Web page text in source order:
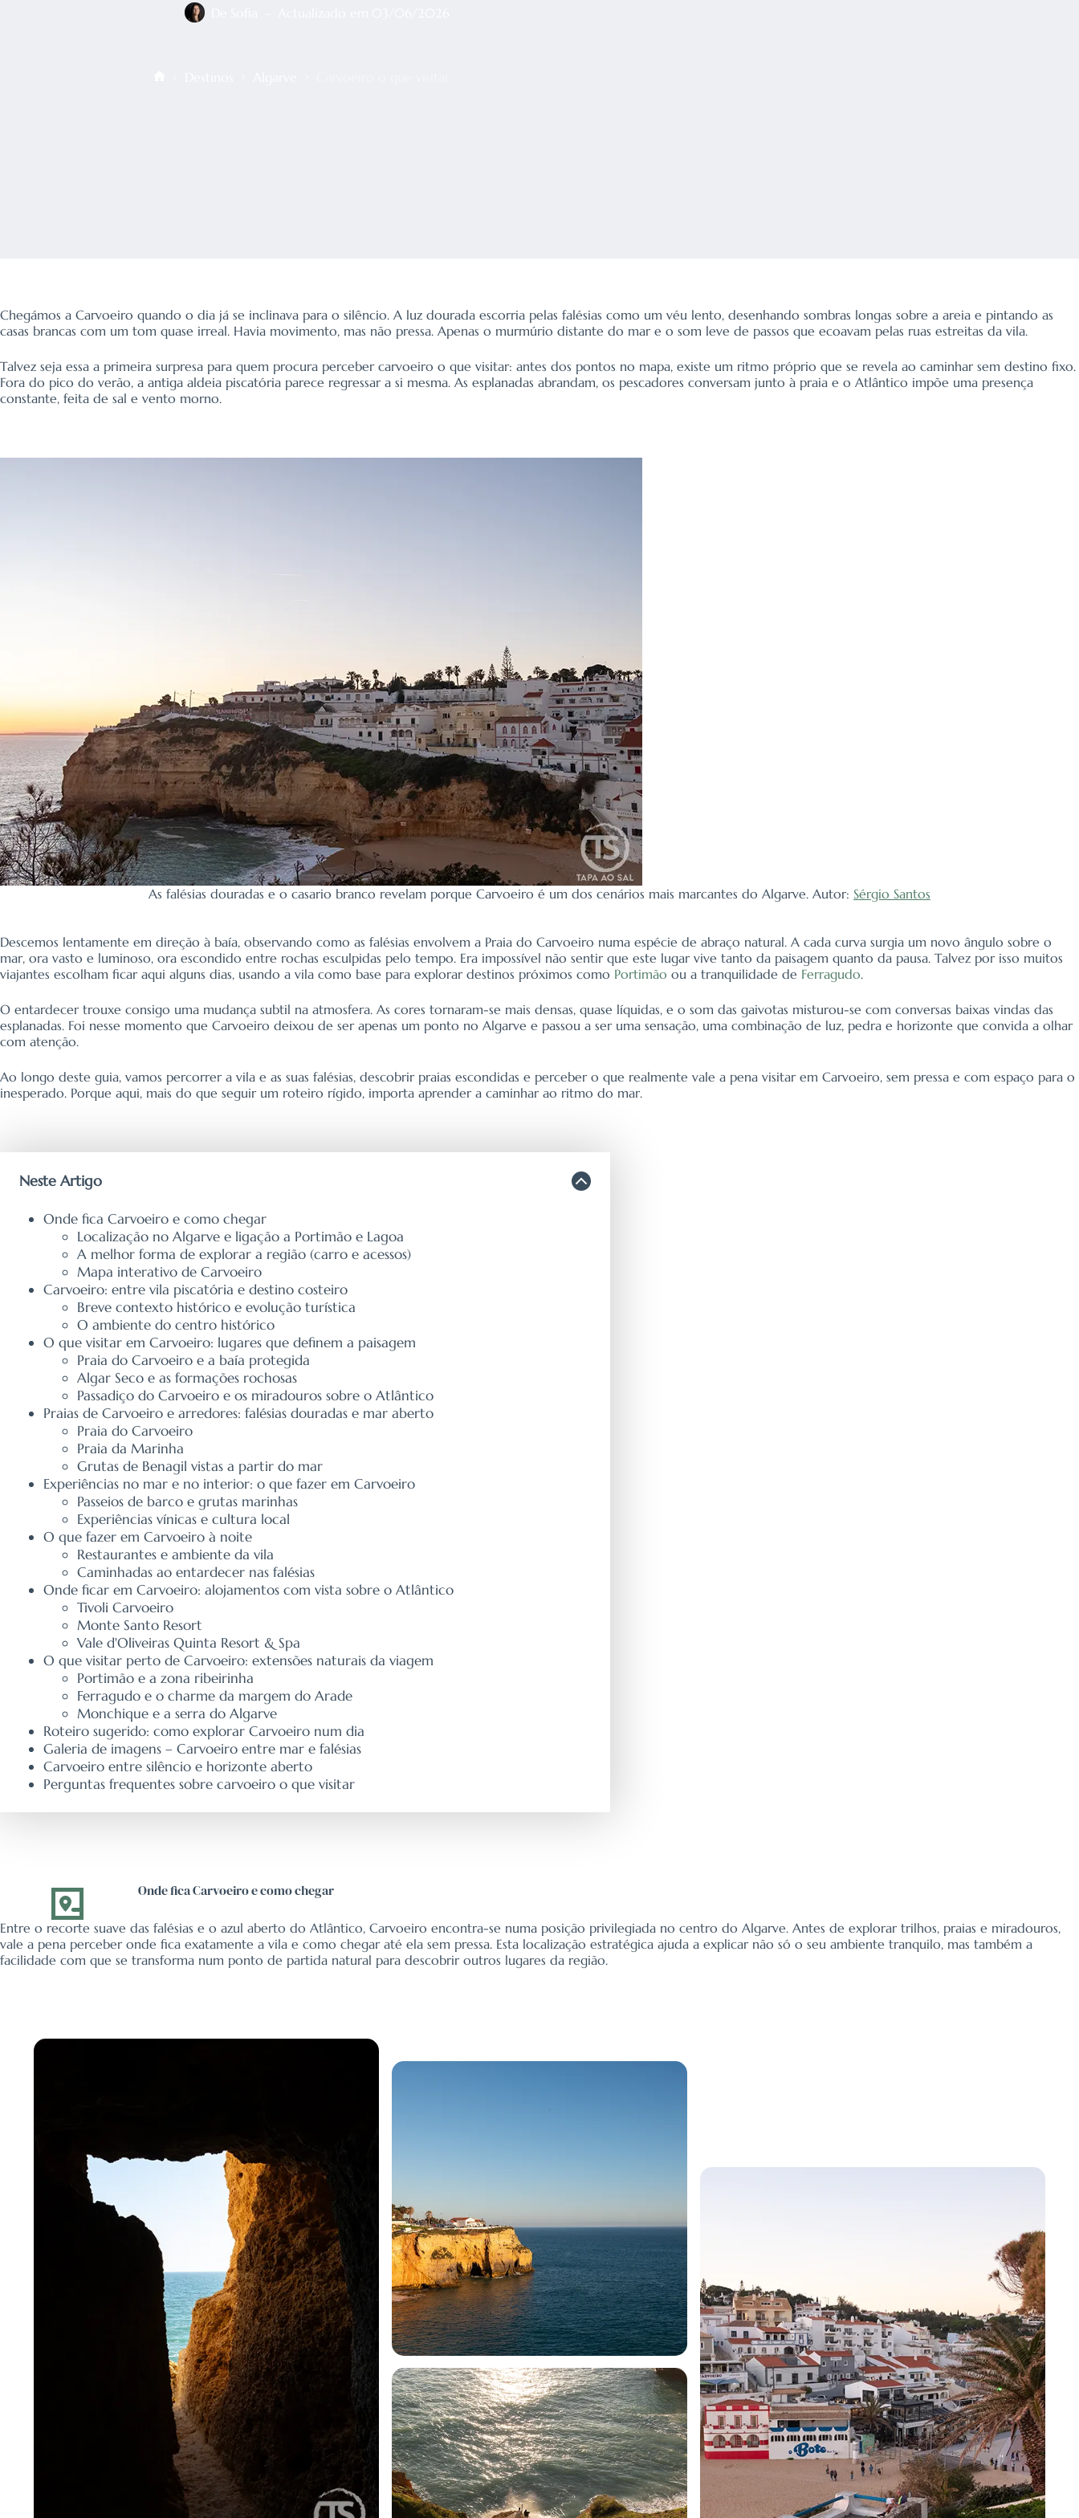
Chegámos a Carvoeiro quando o dia já se inclinava para o silêncio. A luz dourada escorria pelas falésias como um véu lento, desenhando sombras longas sobre a areia e pintando as
casas brancas com um tom quase irreal. Havia movimento, mas não pressa. Apenas o murmúrio distante do mar e o som leve de passos que ecoavam pelas ruas estreitas da vila.
Talvez seja essa a primeira surpresa para quem procura perceber carvoeiro o que visitar: antes dos pontos no mapa, existe um ritmo próprio que se revela ao caminhar sem destino fixo.
Fora do pico do verão, a antiga aldeia piscatória parece regressar a si mesma. As esplanadas abrandam, os pescadores conversam junto à praia e o Atlântico impõe uma presença
constante, feita de sal e vento morno.
As falésias douradas e o casario branco revelam porque Carvoeiro é um dos cenários mais marcantes do Algarve. Autor: Sérgio Santos
Descemos lentamente em direção à baía, observando como as falésias envolvem a Praia do Carvoeiro numa espécie de abraço natural. A cada curva surgia um novo ângulo sobre o
mar, ora vasto e luminoso, ora escondido entre rochas esculpidas pelo tempo. Era impossível não sentir que este lugar vive tanto da paisagem quanto da pausa. Talvez por isso muitos
viajantes escolham ficar aqui alguns dias, usando a vila como base para explorar destinos próximos como Portimão ou a tranquilidade de Ferragudo.
O entardecer trouxe consigo uma mudança subtil na atmosfera. As cores tornaram-se mais densas, quase líquidas, e o som das gaivotas misturou-se com conversas baixas vindas das
esplanadas. Foi nesse momento que Carvoeiro deixou de ser apenas um ponto no Algarve e passou a ser uma sensação, uma combinação de luz, pedra e horizonte que convida a olhar
com atenção.
Ao longo deste guia, vamos percorrer a vila e as suas falésias, descobrir praias escondidas e perceber o que realmente vale a pena visitar em Carvoeiro, sem pressa e com espaço para o
inesperado. Porque aqui, mais do que seguir um roteiro rígido, importa aprender a caminhar ao ritmo do mar.
Neste Artigo
Onde fica Carvoeiro e como chegar
Localização no Algarve e ligação a Portimão e Lagoa
A melhor forma de explorar a região (carro e acessos)
Mapa interativo de Carvoeiro
Carvoeiro: entre vila piscatória e destino costeiro
Breve contexto histórico e evolução turística
O ambiente do centro histórico
O que visitar em Carvoeiro: lugares que definem a paisagem
Praia do Carvoeiro e a baía protegida
Algar Seco e as formações rochosas
Passadiço do Carvoeiro e os miradouros sobre o Atlântico
Praias de Carvoeiro e arredores: falésias douradas e mar aberto
Praia do Carvoeiro
Praia da Marinha
Grutas de Benagil vistas a partir do mar
Experiências no mar e no interior: o que fazer em Carvoeiro
Passeios de barco e grutas marinhas
Experiências vínicas e cultura local
O que fazer em Carvoeiro à noite
Restaurantes e ambiente da vila
Caminhadas ao entardecer nas falésias
Onde ficar em Carvoeiro: alojamentos com vista sobre o Atlântico
Tivoli Carvoeiro
Monte Santo Resort
Vale d'Oliveiras Quinta Resort & Spa
O que visitar perto de Carvoeiro: extensões naturais da viagem
Portimão e a zona ribeirinha
Ferragudo e o charme da margem do Arade
Monchique e a serra do Algarve
Roteiro sugerido: como explorar Carvoeiro num dia
Galeria de imagens – Carvoeiro entre mar e falésias
Carvoeiro entre silêncio e horizonte aberto
Perguntas frequentes sobre carvoeiro o que visitar
Onde fica Carvoeiro e como chegar
Entre o recorte suave das falésias e o azul aberto do Atlântico, Carvoeiro encontra-se numa posição privilegiada no centro do Algarve. Antes de explorar trilhos, praias e miradouros,
vale a pena perceber onde fica exatamente a vila e como chegar até ela sem pressa. Esta localização estratégica ajuda a explicar não só o seu ambiente tranquilo, mas também a
facilidade com que se transforma num ponto de partida natural para descobrir outros lugares da região.